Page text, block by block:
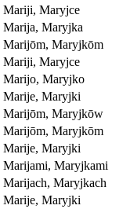
Mariji, Maryjce
Marija, Maryjka
Marijōm, Maryjkōm
Mariji, Maryjce
Marijo, Maryjko
Marije, Maryjki
Marijōm, Maryjkōw
Marijōm, Maryjkōm
Marije, Maryjki
Marijami, Maryjkami
Marijach, Maryjkach
Marije, Maryjki